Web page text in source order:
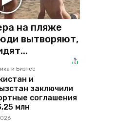
на пляже
вытворяют,
и Бизнес
и
заключили
соглашения
млн